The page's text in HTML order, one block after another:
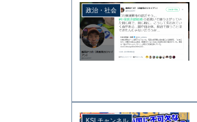
政治・社会